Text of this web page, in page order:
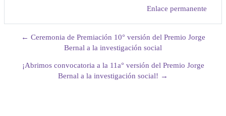
Enlace permanente
← Ceremonia de Premiación 10° versión del Premio Jorge
Bernal a la investigación social
¡Abrimos convocatoria a la 11a° versión del Premio Jorge
Bernal a la investigación social! →